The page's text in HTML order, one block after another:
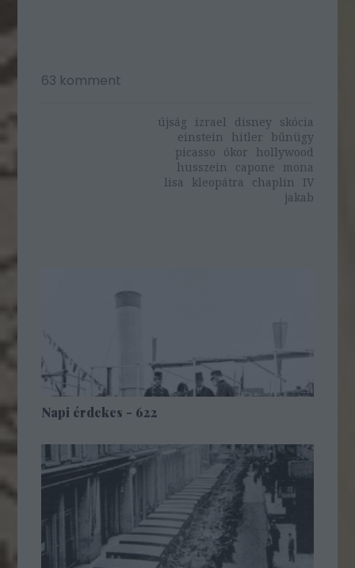
63 komment
újság izrael disney
skócia
einstein
hitler
bűnügy
picasso
ókor
hollywood
husszein
capone
mona
lisa
kleopátra chaplin
IV
jakab
Napi érdekes - 622